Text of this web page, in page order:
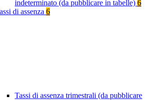
indeterminato (da pubblicare in tabelle) 6
di assenza 6
Tassi di assenza trimestrali (da pubblicare